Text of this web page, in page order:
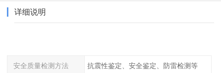
详细说明
安全质量检测方法 抗震性鉴定、安全鉴定、防雷检测等